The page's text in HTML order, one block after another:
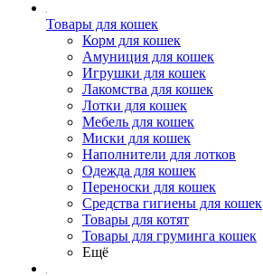
Товары для кошек
Корм для кошек
Амуниция для кошек
Игрушки для кошек
Лакомства для кошек
Лотки для кошек
Мебель для кошек
Миски для кошек
Наполнители для лотков
Одежда для кошек
Переноски для кошек
Средства гигиены для кошек
Товары для котят
Товары для груминга кошек
Ещё